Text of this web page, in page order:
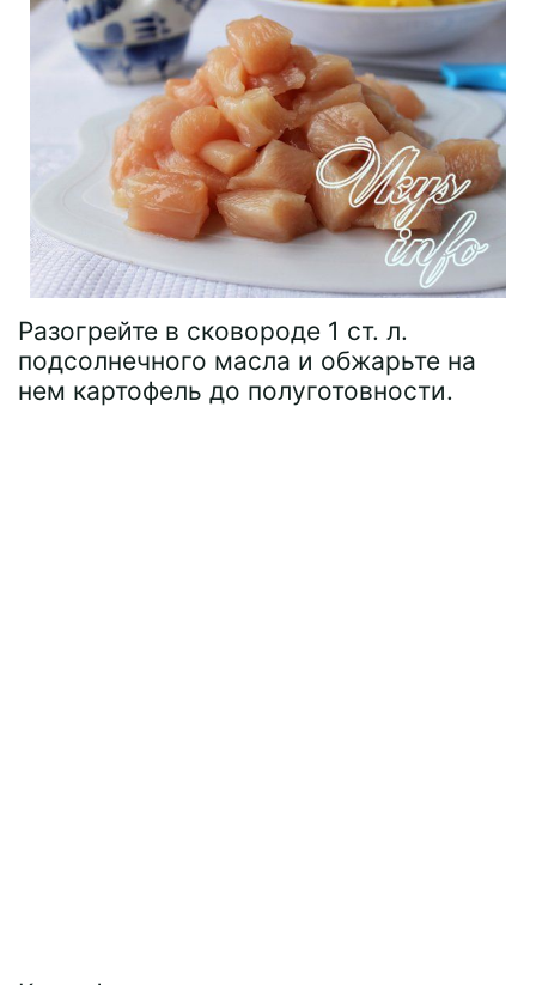
Разогрейте в сковороде 1 ст. л.
подсолнечного масла и обжарьте на
нем картофель до полуготовности.